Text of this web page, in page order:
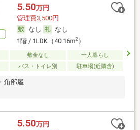
5.50万円
管理費3,500円
なし
なし
1階 / 1LDK（40.16m2）
敷金なし
一人暮らし
バス・トイレ別 駐車場(近隣含)
角部屋
5.50万円